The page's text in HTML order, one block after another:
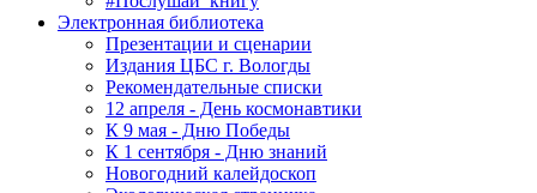
Электронная библиотека
Презентации и сценарии
Издания ЦБС г. Вологды
Рекомендательные списки
12 апреля - День космонавтики
К 9 мая - Дню Победы
К 1 сентября - Дню знаний
Новогодний калейдоскоп